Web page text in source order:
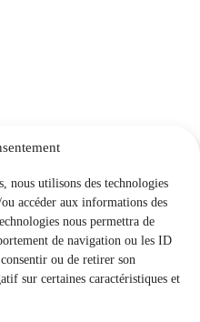
nous utilisons des technologies
accéder aux informations des
nous permettra de
de navigation ou les ID
ou de retirer son
sur certaines caractéristiques et